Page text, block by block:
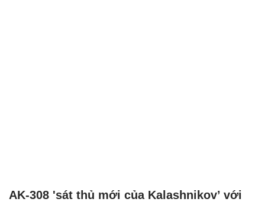
AK-308 'sát thủ mới của Kalashnikov’ với